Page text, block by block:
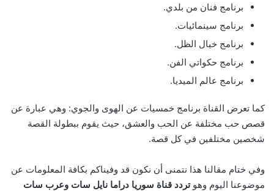
برنامج فنان من بلدي.
برنامج سينمائيات.
برنامج خيال الظل.
برنامج حكواتي الفن.
برنامج عالم الميديا.
كما تعرض القناة برنامج خمسيات عن الهوى والجوي: وهي عبارة عن
قصص حب مختلفة عن الحب والعشق، حيث يقوم ببطولة القصة
شخصين مختلفين في كل قصة.
وفي ختام مقالنا هذا نتمنى أن نكون قد وفيناكم بكافة المعلومات عن
موضوعنا اليوم وهوتردد قناة سوريا دراما نايل سات وعرب سات